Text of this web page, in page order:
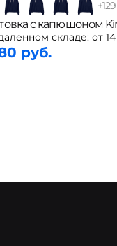
+129
с капюшоном
складе: от 14
руб.